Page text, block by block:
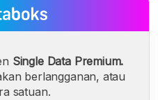
Single Data Premium.
berlangganan, atau
satuan.